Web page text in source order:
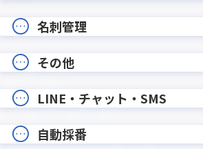
名刺管理
その他
LINE・チャット・SMS
自動採番